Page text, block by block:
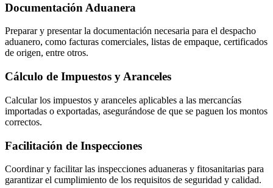
Documentación Aduanera
Preparar y presentar la documentación necesaria para el despacho
aduanero, como facturas comerciales, listas de empaque, certificados
de origen, entre otros.
Cálculo de Impuestos y Aranceles
Calcular los impuestos y aranceles aplicables a las mercancías
importadas o exportadas, asegurándose de que se paguen los montos
correctos.
Facilitación de Inspecciones
Coordinar y facilitar las inspecciones aduaneras y fitosanitarias para
garantizar el cumplimiento de los requisitos de seguridad y calidad.